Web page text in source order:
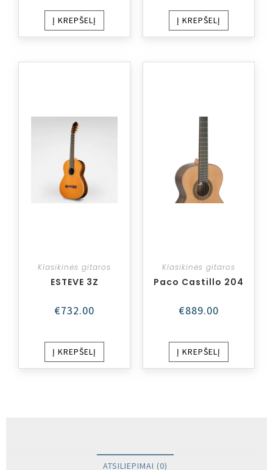
Į KREPŠELĮ Į KREPŠELĮ
Klasikinės gitaros
ESTEVE 3Z
€732.00
Į KREPŠELĮ
Klasikinės gitaros
Paco Castillo 204
€889.00
Į KREPŠELĮ
ATSILIEPIMAI (0)